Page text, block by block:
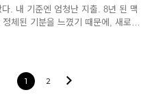
리고 한 번 뽑아두면 최소 1..
. 내 기준엔 엄청난 지출. 8년 된 맥
체된 기분을 느꼈기 때문에, 새로이
지 않을 정도로 뛰어나다'는 평가
. 젊었을 땐 플래시 스크립트를 이
없다. 게다가 내가 주로 쓰는 프로
1 2